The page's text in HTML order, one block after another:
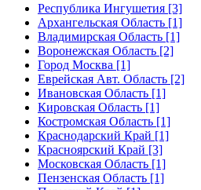
Республика Ингушетия [3]
Архангельская Область [1]
Владимирская Область [1]
Воронежская Область [2]
Город Москва [1]
Еврейская Авт. Область [2]
Ивановская Область [1]
Кировская Область [1]
Костромская Область [1]
Краснодарский Край [1]
Красноярский Край [3]
Московская Область [1]
Пензенская Область [1]